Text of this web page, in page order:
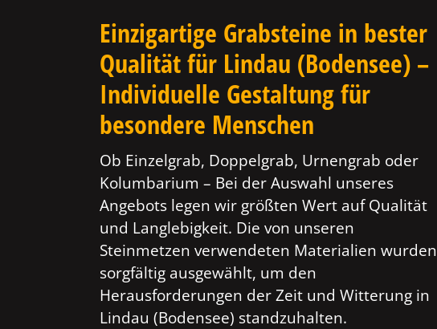
Einzigartige Grabsteine in bester
Qualität für Lindau (Bodensee) –
Individuelle Gestaltung für
besondere Menschen
Ob Einzelgrab, Doppelgrab, Urnengrab oder
Kolumbarium – Bei der Auswahl unseres
Angebots legen wir größten Wert auf Qualität
und Langlebigkeit. Die von unseren
Steinmetzen verwendeten Materialien wurden
sorgfältig ausgewählt, um den
Herausforderungen der Zeit und Witterung in
Lindau (Bodensee) standzuhalten.